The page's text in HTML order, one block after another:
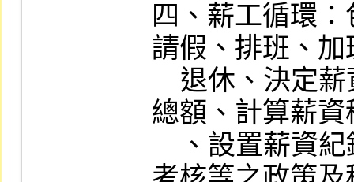
四、薪工循環
請假、排班、
總額、計算薪